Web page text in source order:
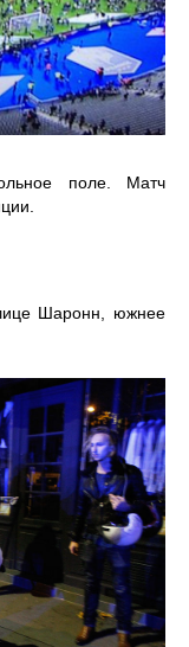
поле. Матч
Шаронн, южнее